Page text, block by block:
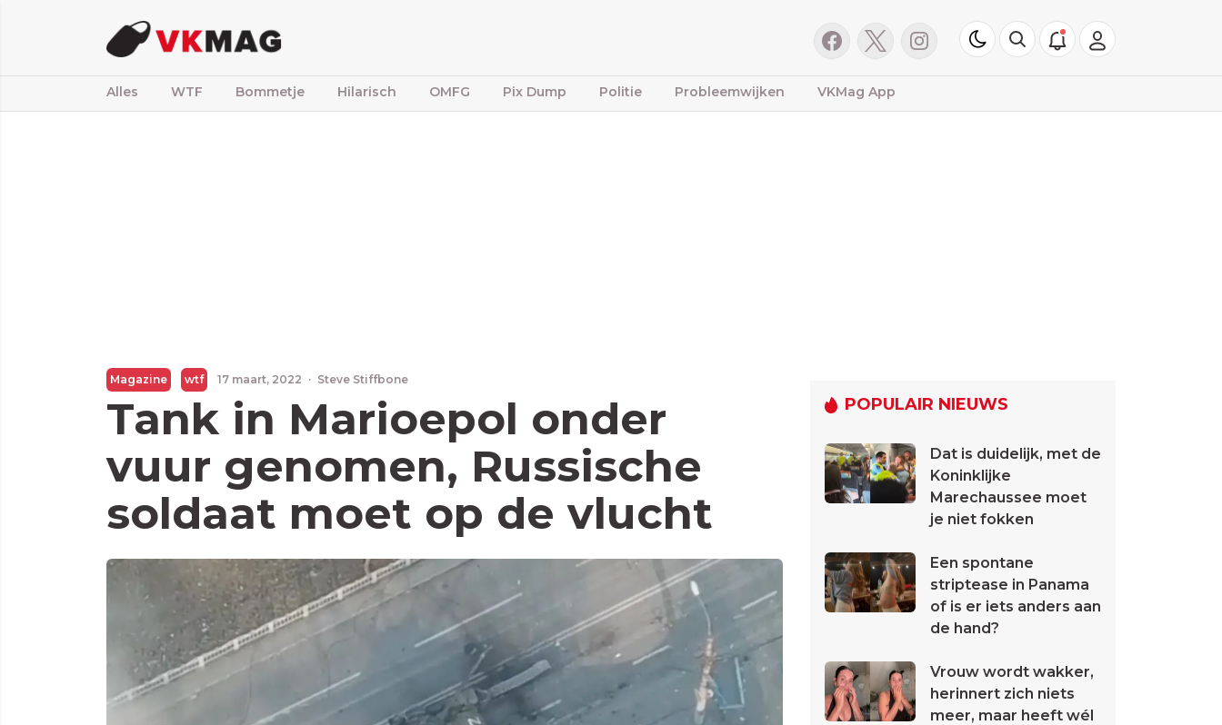
Alles WTF Bommetje Hilarisch OMFG Pix Dump Politie Probleemwijken VKMag App
Magazine wtf 17 maart, 2022 · Steve Stiffbone
Tank in Marioepol onder
vuur genomen, Russische
soldaat moet op de vlucht
POPULAIR NIEUWS
Dat is duidelijk, met de
Koninklijke
Marechaussee moet
je niet fokken
Een spontane
striptease in Panama
of is er iets anders aan
de hand?
Vrouw wordt wakker,
herinnert zich niets
meer, maar heeft wél